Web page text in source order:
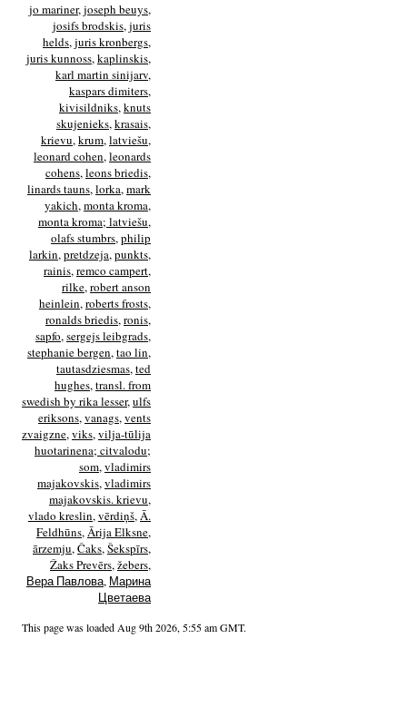
jo mariner,joseph beuys,
josifs brodskis,juris
helds,juris kronbergs,
juris kunnoss,kaplinskis,
karl martin sinijarv,
kaspars dimiters,
kivisildniks,knuts
skujenieks,krasais,
krievu,krum,latviešu,
leonard cohen,leonards
cohens,leons briedis,
linards tauns,lorka,mark
yakich,monta kroma,
monta kroma; latviešu,
olafs stumbrs,philip
larkin,pretdzeja,punkts,
rainis,remco campert,
rilke,robert anson
heinlein,roberts frosts,
ronalds briedis,ronis,
sapfo,sergejs leibgrads,
stephanie bergen,tao lin,
tautasdziesmas,ted
hughes,transl. from
swedish by rika lesser,ulfs
eriksons,vanags,vents
zvaigzne,viks,vilja-tūlija
huotarinena; citvalodu;
som,vladimirs
majakovskis,vladimirs
majakovskis. krievu,
vlado kreslin,vērdiņš,Ā.
Feldhūns,Ārija Elksne,
ārzemju,Čaks,Šekspīrs,
Žaks Prevērs,žebers,
Вера Павлова, Марина
Цветаева
This page was loaded Aug 9th 2026, 5:55 am GMT.